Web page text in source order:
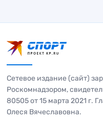
Сетевое издание (сайт)
Роскомнадзором,
80505 от 15 марта 2021 г.
Олеся Вячеславовна.